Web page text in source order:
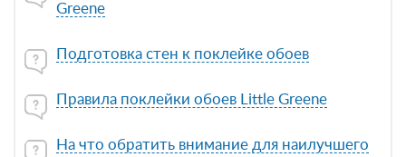
Greene
Подготовка стен к поклейке обоев
Правила поклейки обоев Little Greene
На что обратить внимание для наилучшего